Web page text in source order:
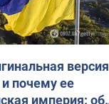
версия
почему ее
империя: об